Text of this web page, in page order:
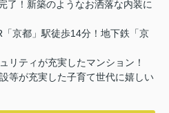
了！新築のようなお洒落な内装に
京都」駅徒歩14分！地下鉄「京
リティが充実したマンション！
等が充実した子育て世代に嬉しい